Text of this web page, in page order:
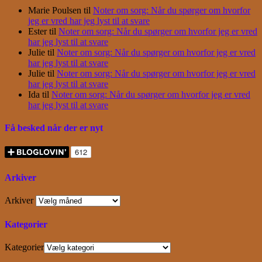
Marie Poulsen til Noter om sorg: Når du spørger om hvorfor
jeg er vred har jeg lyst til at svare
Estertil Noter om sorg: Når du spørger om hvorfor jeg er vred
har jeg lyst til at svare
Julie til Noter om sorg: Når du spørger om hvorfor jeg er vred
har jeg lyst til at svare
Julie til Noter om sorg: Når du spørger om hvorfor jeg er vred
har jeg lyst til at svare
Ida til Noter om sorg: Når du spørger om hvorfor jeg er vred
har jeg lyst til at svare
Få besked når der er nyt
Arkiver
Arkiver
Kategorier
Kategorier